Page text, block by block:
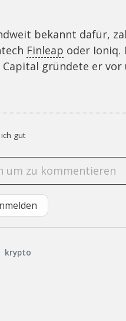
bekannt dafür,
Finleap oder Ioniq.
gründete er vor
gut
krypto